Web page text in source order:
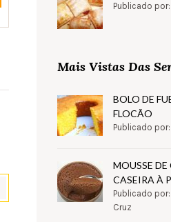
Publicado
Mais Vistas Das
BOLO DE
FLOCÃO
Publicado
MOUSSE
CASEIRA À
Publicado
Cruz